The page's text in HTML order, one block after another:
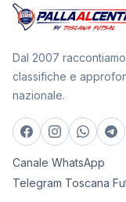
Dal 2007
classifiche e
nazionale.
Canale WhatsApp
Telegram Toscana